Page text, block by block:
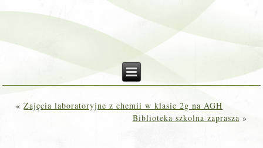
«Zajęcia laboratoryjne z chemii w klasie 2g na AGH
Biblioteka szkolna zaprasza »